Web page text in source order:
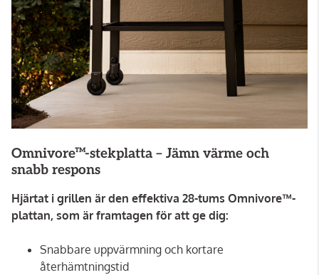
Omnivore™-stekplatta – Jämn värme och
snabb respons
Hjärtat i grillen är den effektiva 28-tums Omnivore™-
plattan, som är framtagen för att ge dig:
Snabbare uppvärmning och kortare
återhämtningstid